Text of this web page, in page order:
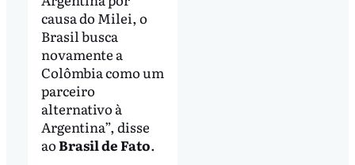
causa do Milei, o
Brasil busca
novamente a
Colômbia como um
parceiro
alternativo à
Argentina”, disse
aoBrasil de Fato.